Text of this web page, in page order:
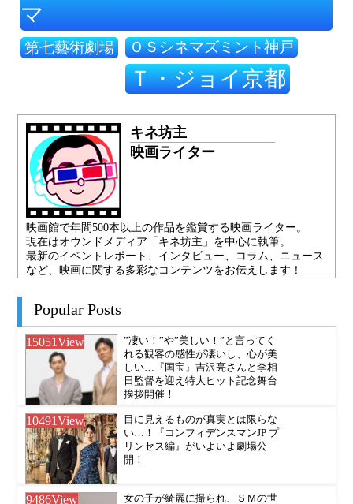
マ
第七藝術劇場 ＯＳシネマズミント神戸
Ｔ・ジョイ京都
キネ坊主
映画ライター
映画館で年間500本以上の作品を鑑賞する映画ライター。
現在はオウンドメディア「キネ坊主」を中心に執筆。
最新のイベントレポート、インタビュー、コラム、ニュース
など、映画に関する多彩なコンテンツをお伝えします！
Popular Posts
15051View
”凄い！”や”美しい！”と言ってく
れる観客の感性が凄いし、心が美
しい…『国宝』吉沢亮さんと李相
日監督を迎え特大ヒット記念舞台
挨拶開催！
10491View
目に見えるものが真実とは限らな
い…！『コンフィデンスマンJP プ
リンセス編』がいよいよ劇場公
開！
9486View
女の子が綺麗に撮られ、ＳＭの世